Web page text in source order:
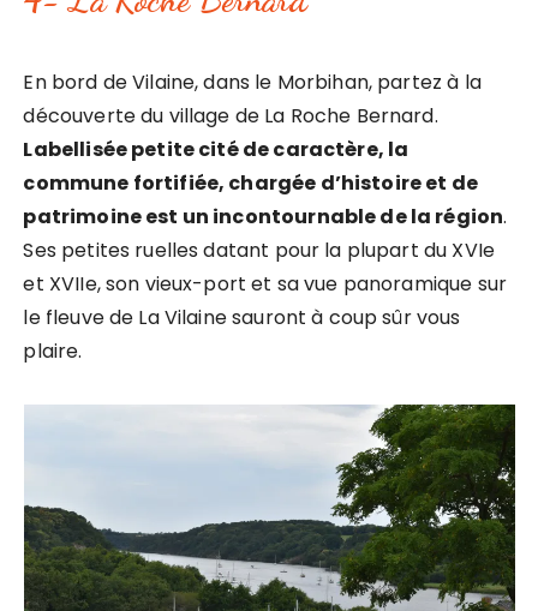
En bord de Vilaine, dans le Morbihan, partez à la
découverte du village de La Roche Bernard.
Labellisée petite cité de caractère, la
commune fortifiée, chargée d’histoire et de
patrimoine est un incontournable de la région.
Ses petites ruelles datant pour la plupart du XVIe
et XVIIe, son vieux-port et sa vue panoramique sur
le fleuve de La Vilaine sauront à coup sûr vous
plaire.